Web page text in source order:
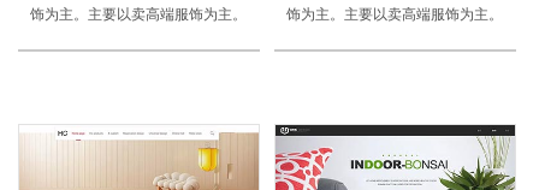
饰为主。主要以卖高端服饰为主。
饰为主。主要以卖高端服饰为主。